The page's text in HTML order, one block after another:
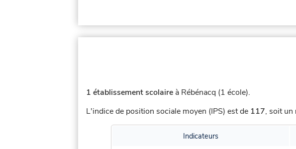
1 établissement scolaire à Rébénacq (1 école).
L'indice de position sociale moyen (IPS) est de 117, soit un
Indicateurs